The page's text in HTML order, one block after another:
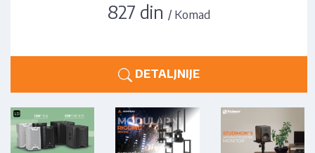
827 din / Komad
DETALJNIJE